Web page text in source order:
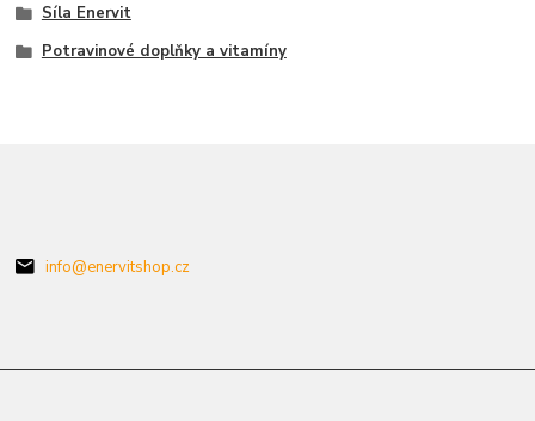
Síla Enervit
Potravinové doplňky a vitamíny
info@enervitshop.cz